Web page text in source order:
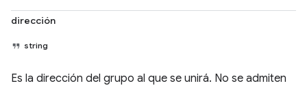
dirección
string
Es la dirección del grupo al que se unirá. No se admiten